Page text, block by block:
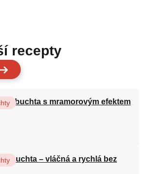
recepty
buchta s mramorovým efektem
buchta – vláčná a rychlá bez